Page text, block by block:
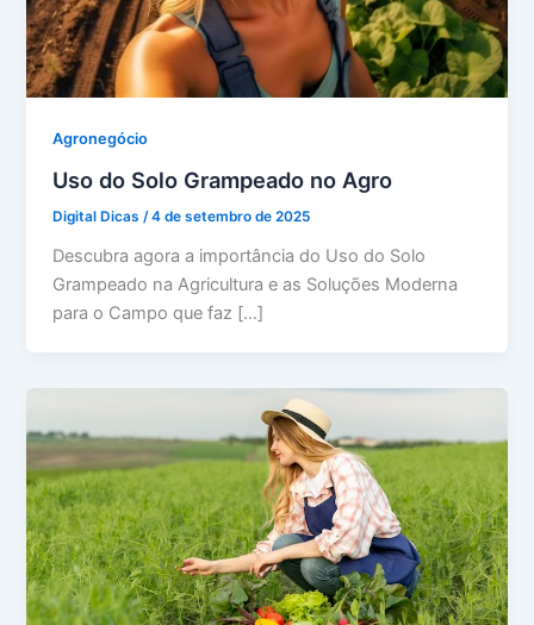
Agronegócio
Uso do Solo Grampeado no Agro
Digital Dicas /4 de setembro de 2025
Descubra agora a importância do Uso do Solo
Grampeado na Agricultura e as Soluções Moderna
para o Campo que faz […]